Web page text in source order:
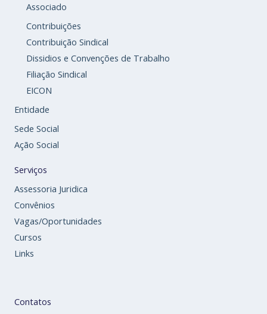
Associado
Contribuições
Contribuição Sindical
Dissidios e Convenções de Trabalho
Filiação Sindical
EICON
Entidade
Sede Social
Ação Social
Serviços
Assessoria Juridica
Convênios
Vagas/Oportunidades
Cursos
Links
Contatos